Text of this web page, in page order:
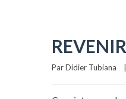
Par Didier Tubiana